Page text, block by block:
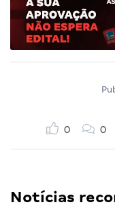
0 0
Notícias